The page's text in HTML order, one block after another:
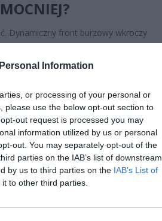
Information
or processing of your personal or
please use the below opt-out section to
out request is processed you may
information utilized by us or personal
out. You may separately opt-out of the
parties on the IAB’s list of downstream
by us to third parties on the IAB’s List of
to other third parties.
Dynamiczny front burzowy wkroczy
zachodu, przez centrum, aż po
pierwszego stopnia
od 12:00 do 23:00.
obszary:
Nowa propozycja dla